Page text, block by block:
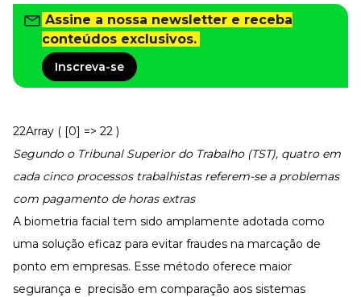
Tudo para facilitar a rotina
Imprensa
VR na Imprensa
Cursos
Todos os Cursos
Explore o nosso acervo
Departamento Pessoal
Gestão de Empresas e Negócios
Eleve os resultados da organização
Gestão de Pessoas e Liderança
Capacitação com especialistas
Assine a nossa newsletter e receba
conteúdos exclusivos.
Inscreva-se
22Array ( [0] => 22 )
Segundo o Tribunal Superior do Trabalho (TST), quatro em
cada cinco processos trabalhistas referem-se a problemas
com pagamento de horas extras
A biometria facial tem sido amplamente adotada como
uma solução eficaz para evitar fraudes na marcação de
ponto em empresas. Esse método oferece maior
segurança e precisão em comparação aos sistemas